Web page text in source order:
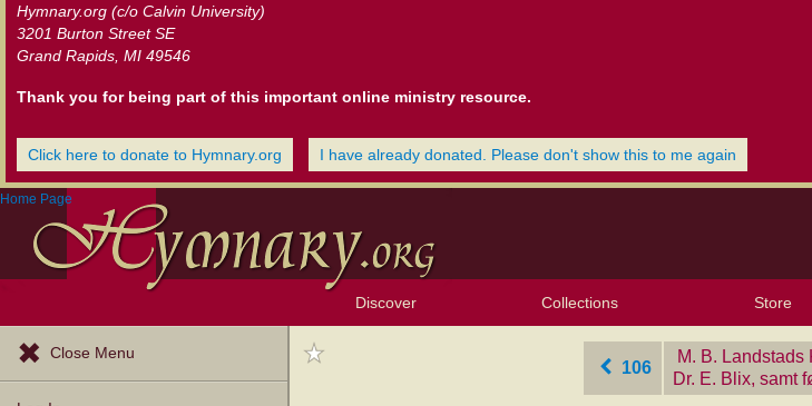
Hymnary.org (c/o Calvin University)
3201 Burton Street SE
Grand Rapids, MI 49546
Thank you for being part of this important online ministry resource.
Click here to donate to Hymnary.org I have already donated. Please don't show this to me again
Home Page
Discover Collections Store
Close Menu
106
M. B.
Dr. E. Blix, samt